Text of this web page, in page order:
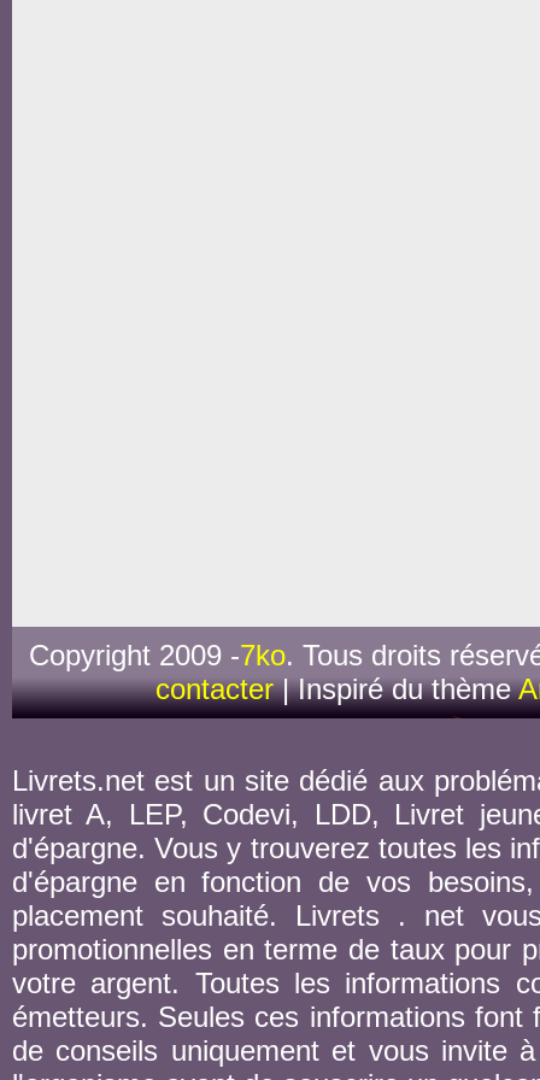
Copyright 2009 -7ko. Tous droits
contacter| Inspiré du thème
Livrets.net est un site dédié aux
livret A, LEP, Codevi, LDD, Livret
d'épargne. Vous y trouverez toutes les
d'épargne en fonction de vos
placement souhaité. Livrets . net
promotionnelles en terme de taux pour
votre argent. Toutes les informations
émetteurs. Seules ces informations
de conseils uniquement et vous invite